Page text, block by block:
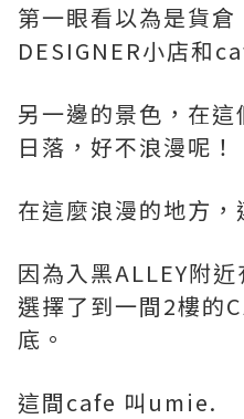
第一眼看以為是貨
DESIGNER小店和
另一邊的景色，在
日落，好不浪漫呢！
在這麼浪漫的地方
因為入黑ALLEY附
選擇了到一間2樓的
底。
這間cafe 叫umie.